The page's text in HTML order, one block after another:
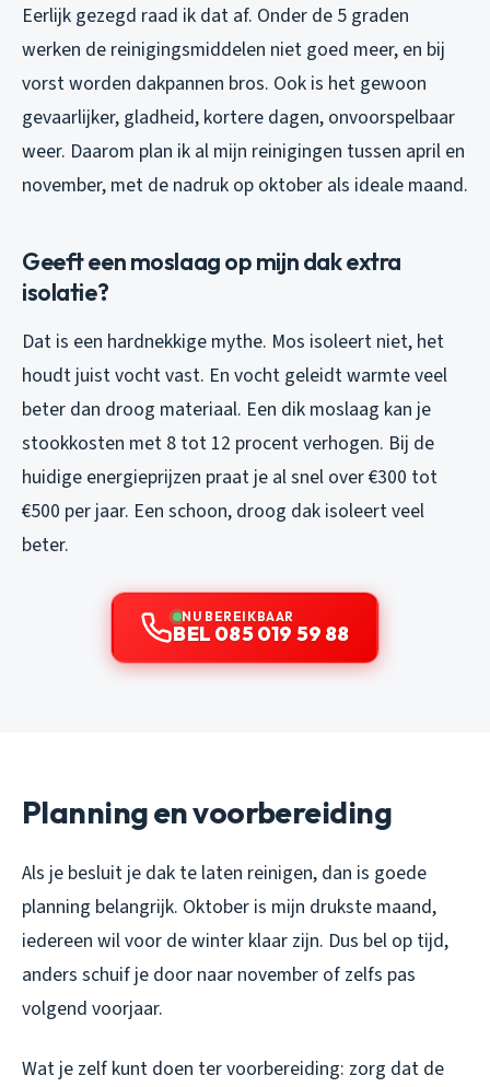
Eerlijk gezegd raad ik dat af. Onder de 5 graden
werken de reinigingsmiddelen niet goed meer, en bij
vorst worden dakpannen bros. Ook is het gewoon
gevaarlijker, gladheid, kortere dagen, onvoorspelbaar
weer. Daarom plan ik al mijn reinigingen tussen april en
november, met de nadruk op oktober als ideale maand.
Geeft een moslaag op mijn dak extra
isolatie?
Dat is een hardnekkige mythe. Mos isoleert niet, het
houdt juist vocht vast. En vocht geleidt warmte veel
beter dan droog materiaal. Een dik moslaag kan je
stookkosten met 8 tot 12 procent verhogen. Bij de
huidige energieprijzen praat je al snel over €300 tot
€500 per jaar. Een schoon, droog dak isoleert veel
beter.
NU BEREIKBAAR
BEL 085 019 59 88
Planning en voorbereiding
Als je besluit je dak te laten reinigen, dan is goede
planning belangrijk. Oktober is mijn drukste maand,
iedereen wil voor de winter klaar zijn. Dus bel op tijd,
anders schuif je door naar november of zelfs pas
volgend voorjaar.
Wat je zelf kunt doen ter voorbereiding: zorg dat de